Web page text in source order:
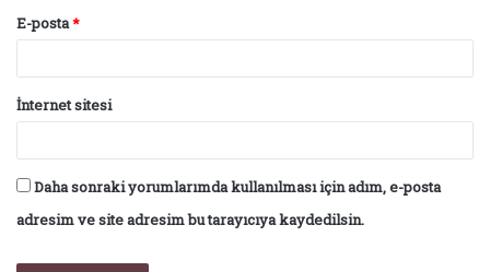
E-posta*
İnternet sitesi
Daha sonraki yorumlarımda kullanılması için adım, e-posta
adresim ve site adresim bu tarayıcıya kaydedilsin.